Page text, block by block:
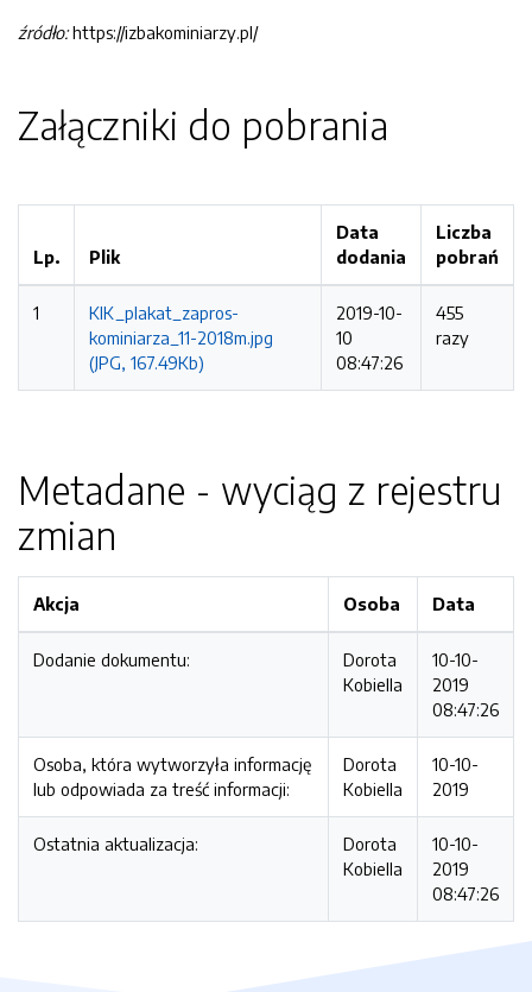
źródło:https://izbakominiarzy.pl/
Załączniki do pobrania
Lp. Plik
Data
dodania
Liczba
pobrań
1
KIK_plakat_zapros-
kominiarza_11-2018m.jpg
(JPG, 167.49Kb)
2019-10-
10
08:47:26
455
razy
Metadane - wyciąg z rejestru
zmian
Akcja Osoba Data
Dodanie dokumentu:
Dorota
Kobiella
10-10-
2019
08:47:26
Osoba, która wytworzyła informację
lub odpowiada za treść informacji:
Dorota
Kobiella
10-10-
2019
Ostatnia aktualizacja:
Dorota
Kobiella
10-10-
2019
08:47:26